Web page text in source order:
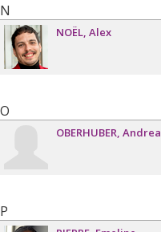
N
NOËL Alex
O
OBERHUBER Andrea
P